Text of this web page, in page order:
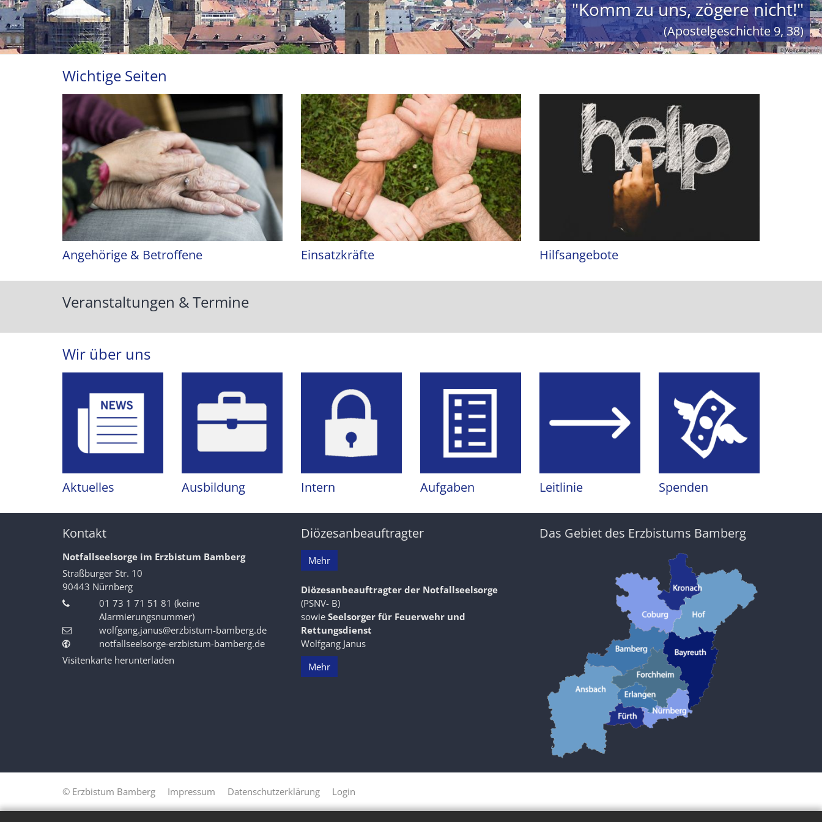
© Wolfgang Janus
"Komm zu uns, zögere nicht!"
(Apostelgeschichte 9, 38)
Wichtige Seiten
Angehörige & Betroffene Einsatzkräfte Hilfsangebote
Veranstaltungen & Termine
Wir über uns
Aktuelles Ausbildung Intern Aufgaben Leitlinie Spenden
Kontakt
Notfallseelsorge im Erzbistum Bamberg
Straßburger Str. 10
90443 Nürnberg
01 73 1 71 51 81 (keine
Alarmierungsnummer)
wolfgang.janus@erzbistum-bamberg.de
notfallseelsorge-erzbistum-bamberg.de
Visitenkarte herunterladen
Diözesanbeauftragter
Mehr
Diözesanbeauftragter der Notfallseelsorge
(PSNV- B)
sowie Seelsorger für Feuerwehr und
Rettungsdienst
Wolfgang Janus
Mehr
Das Gebiet des Erzbistums Bamberg
© Erzbistum Bamberg Impressum Datenschutzerklärung Login